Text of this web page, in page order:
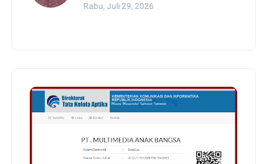
Rabu, Juli 29, 2026